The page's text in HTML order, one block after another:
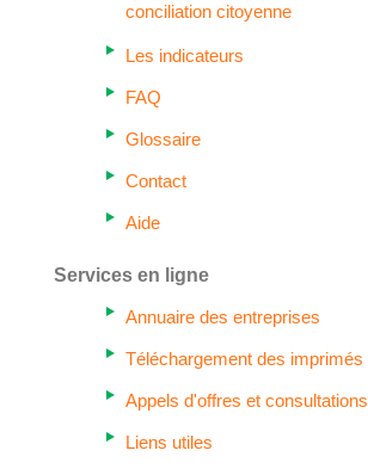
conciliation citoyenne
Les indicateurs
FAQ
Glossaire
Contact
Aide
Services en ligne
Annuaire des entreprises
Téléchargement des imprimés
Appels d'offres et consultations
Liens utiles